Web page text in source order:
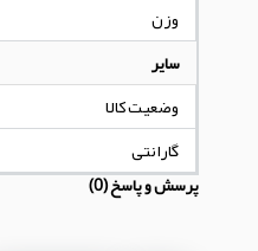
وزن
سایر
وضعیت کالا
گارانتی
پرسش و پاسخ (0)